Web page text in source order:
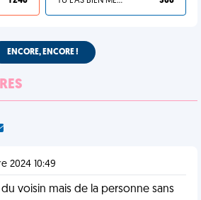
ENCORE, ENCORE !
2024 10:49
du voisin mais de la personne sans